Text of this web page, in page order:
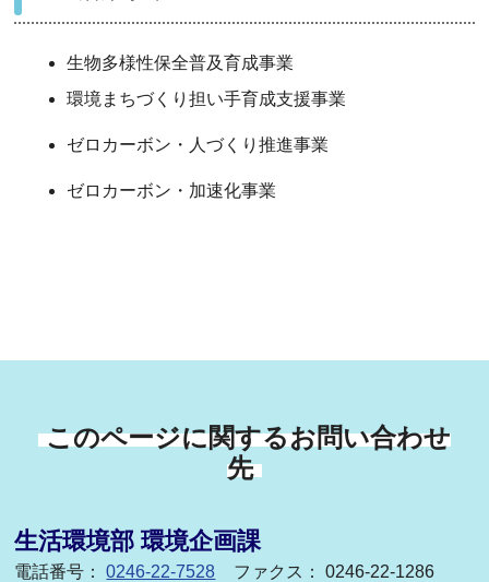
生物多様性保全普及育成事業
環境まちづくり担い手育成支援事業
ゼロカーボン・人づくり推進事業
ゼロカーボン・加速化事業
このページに関するお問い合わせ
先
生活環境部 環境企画課
電話番号：0246-22-7528 ファクス： 0246-22-1286